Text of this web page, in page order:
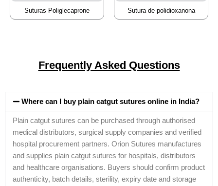
Suturas Poliglecaprone Sutura de polidioxanona
Frequently Asked Questions
Where can I buy plain catgut sutures online in India?
Plain catgut sutures can be purchased through authorised
medical distributors, surgical supply companies and verified
hospital procurement partners. Orion Sutures manufactures
and supplies plain catgut sutures for hospitals, distributors
and healthcare organisations. Buyers should confirm product
authenticity, batch details, sterility, expiry date and storage